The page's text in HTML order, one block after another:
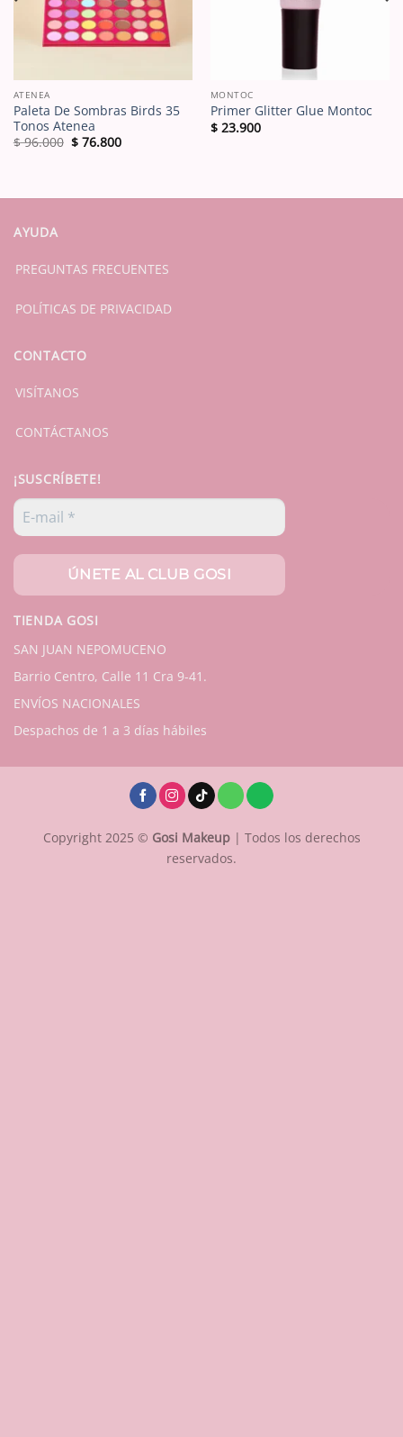
ATENEA
Paleta De Sombras Birds 35
Tonos Atenea
$96.000 El
$76.800El
MONTOC
Primer Glitter Glue Montoc
$23.900
AYUDA
PREGUNTAS FRECUENTES
POLÍTICAS DE PRIVACIDAD
CONTACTO
VISÍTANOS
CONTÁCTANOS
¡SUSCRÍBETE!
TIENDA GOSI
SAN JUAN NEPOMUCENO
Barrio Centro, Calle 11 Cra 9-41.
ENVÍOS NACIONALES
Despachos de 1 a 3 días hábiles
Copyright 2025 © Gosi Makeup | Todos los derechos
reservados.